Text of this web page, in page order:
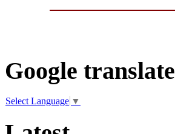
Google translate
Select Language ▼